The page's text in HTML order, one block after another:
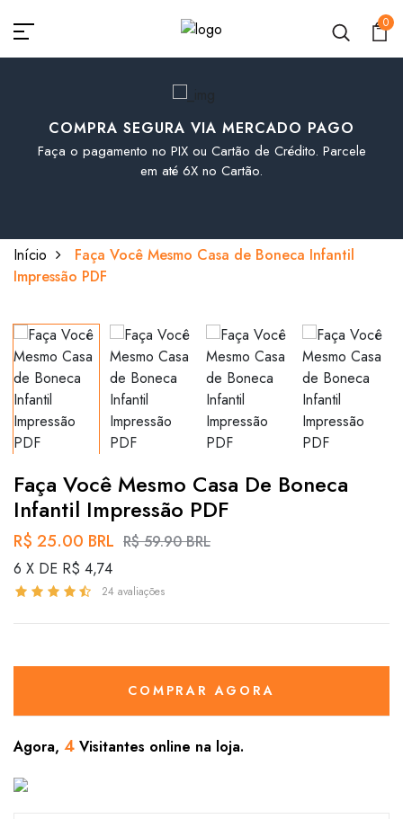
0
COMPRA SEGURA VIA MERCADO PAGO
Faça o pagamento no PIX ou Cartão de Crédito. Parcele
em até 6X no Cartão.
Início
Faça Você Mesmo Casa de Boneca Infantil
Impressão PDF
Faça Você Mesmo Casa De Boneca
Infantil Impressão PDF
R$ 25.00 BRL R$ 59.90 BRL
6 X DE R$ 4,74
24 avaliações
COMPRAR AGORA
Agora, 4 Visitantes online na loja.